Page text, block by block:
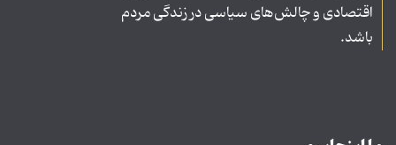
اقتصادی و چالش‌های سیاسی در زندگی مردم
باشد.